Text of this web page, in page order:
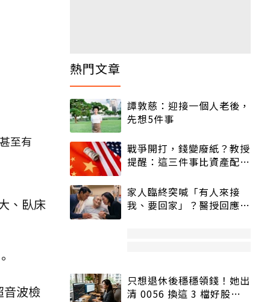
至有
、臥床
音波檢
熱門文章
譚敦慈：迎接一個人老後，
先想5件事
戰爭開打，錢變廢紙？教授
提醒：這三件事比資產配置
家人臨終突喊「有人來接
我、要回家」？醫授回應方
只想退休後穩穩領錢！她出
清 0056 換這 3 檔好股：